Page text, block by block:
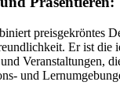
preisgekröntes
Er ist die
Veranstaltungen,
und